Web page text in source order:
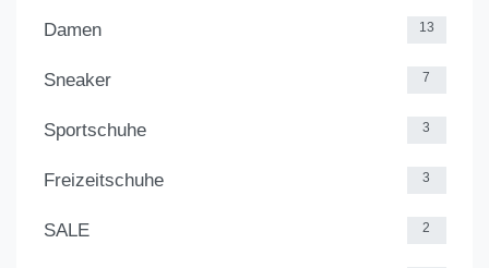
Damen 13
Sneaker 7
Sportschuhe 3
Freizeitschuhe 3
SALE 2